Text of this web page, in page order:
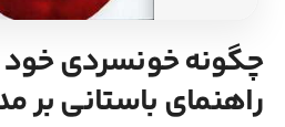
زندگینامه
چگونه خونسردی
راهنمای باستانی